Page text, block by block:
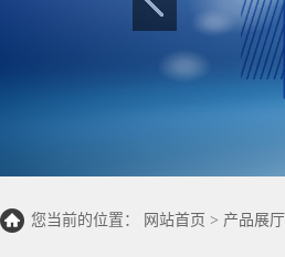
您当前的位置： 网站首页 > 产品展厅